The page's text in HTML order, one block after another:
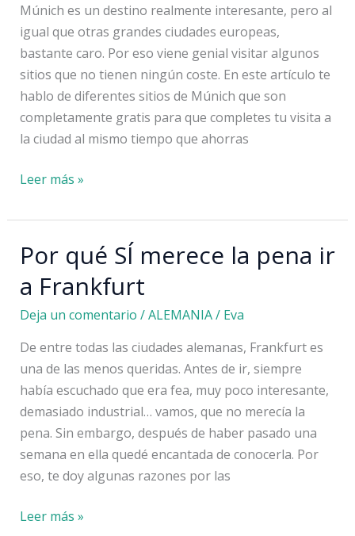
menos
de
2
horas
Múnich es un destino realmente interesante, pero al
igual que otras grandes ciudades europeas,
bastante caro. Por eso viene genial visitar algunos
sitios que no tienen ningún coste. En este artículo te
hablo de diferentes sitios de Múnich que son
completamente gratis para que completes tu visita a
la ciudad al mismo tiempo que ahorras
Lugares
que
en
Múnich
Leer más »
Por qué SÍ merece la pena ir
a Frankfurt
Deja un comentario /ALEMANIA/ Eva
De entre todas las ciudades alemanas, Frankfurt es
una de las menos queridas. Antes de ir, siempre
había escuchado que era fea, muy poco interesante,
demasiado industrial… vamos, que no merecía la
pena. Sin embargo, después de haber pasado una
semana en ella quedé encantada de conocerla. Por
eso, te doy algunas razones por las
Por
Leer más »